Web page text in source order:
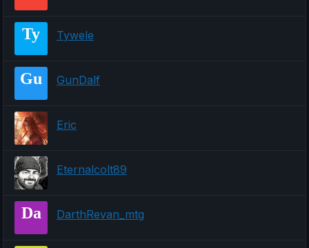
Ty Tywele
Gu GunDalf
Eric
Eternalcolt89
Da DarthRevan_mtg